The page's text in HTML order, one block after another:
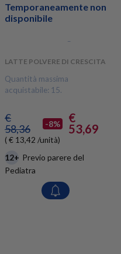
Temporaneamente non
disponibile
APTAMIL Nutribiotik 3
- Latte di crescita in
LATTE POLVERE DI CRESCITA
Quantità massima
acquistabile: 15.
€
58,36
-8% €
53,69
( € 13,42 /unità)
12+ Previo parere del
Pediatra